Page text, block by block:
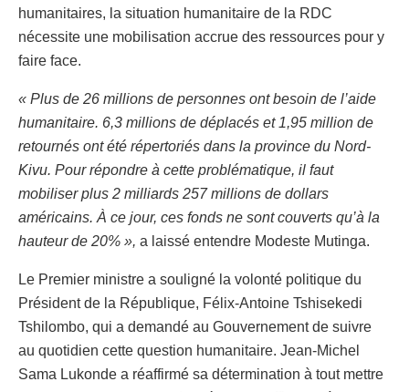
humanitaires, la situation humanitaire de la RDC
nécessite une mobilisation accrue des ressources pour y
faire face.
« Plus de 26 millions de personnes ont besoin de l’aide
humanitaire. 6,3 millions de déplacés et 1,95 million de
retournés ont été répertoriés dans la province du Nord-
Kivu. Pour répondre à cette problématique, il faut
mobiliser plus 2 milliards 257 millions de dollars
américains. À ce jour, ces fonds ne sont couverts qu’à la
hauteur de 20% », a laissé entendre Modeste Mutinga.
Le Premier ministre a souligné la volonté politique du
Président de la République, Félix-Antoine Tshisekedi
Tshilombo, qui a demandé au Gouvernement de suivre
au quotidien cette question humanitaire. Jean-Michel
Sama Lukonde a réaffirmé sa détermination à tout mettre